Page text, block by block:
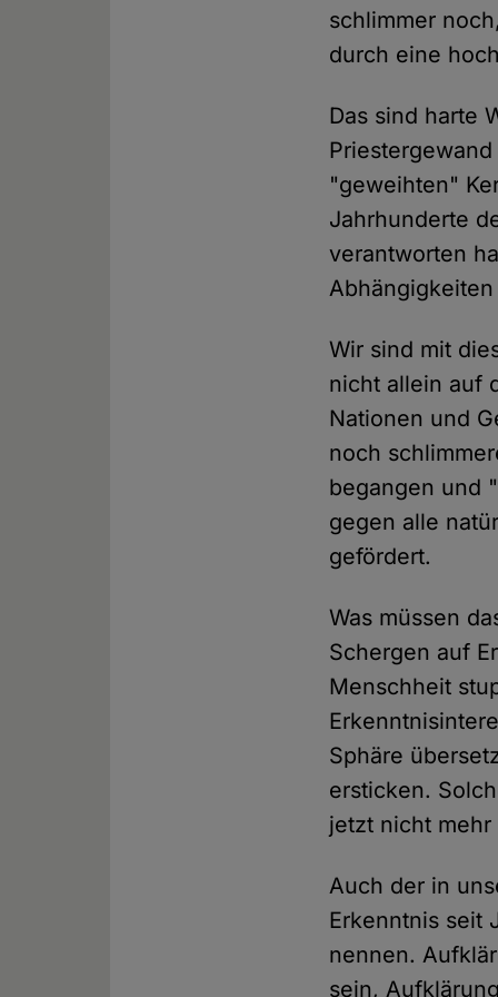
schlimmer
durch eine
Das sind harte
"geweihten"
Jahrhunderte
verantworten
Wir sind mit
nicht allein auf
Nationen und
noch
begangen und
gegen alle
gefördert.
Was müssen
Schergen auf
Menschheit
Sphäre
ersticken.
jetzt nicht mehr
Auch der in
Erkenntnis seit
nennen.
sein,